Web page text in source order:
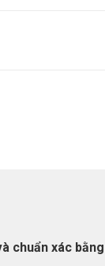
chuẩn xác